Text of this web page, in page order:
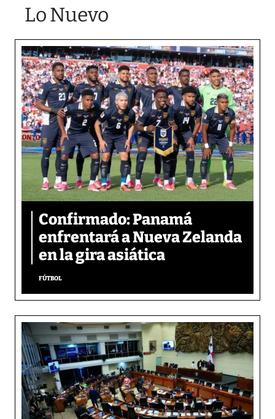
Lo Nuevo
Confirmado: Panamá
enfrentará a Nueva Zelanda
en la gira asiática
FÚTBOL